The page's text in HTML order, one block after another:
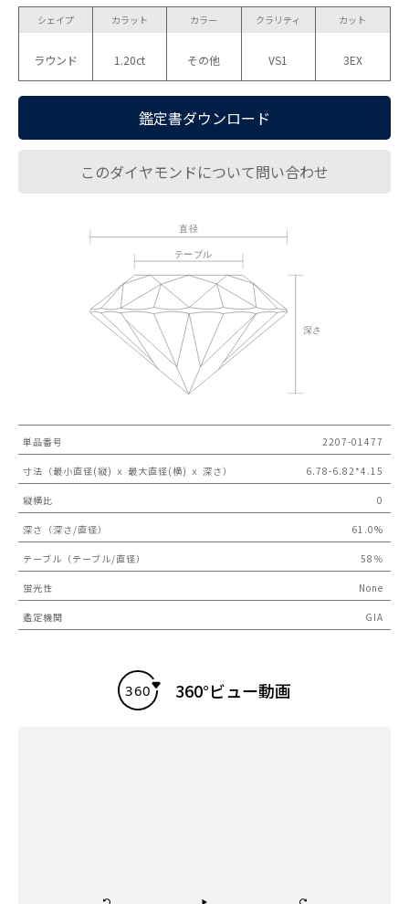
シェイプ
ラウンド
カラット
1.20ct
カラー
その他
クラリティ
VS1
カット
3EX
鑑定書ダウンロード
このダイヤモンドについて問い合わせ
単品番号 2207-01477
寸法（最小直径(縦) ｘ 最大直径(横) ｘ 深さ） 6.78-6.82*4.15
縦横比 0
深さ（深さ/直径） 61.0%
テーブル（テーブル/直径） 58％
蛍光性 None
鑑定機関 GIA
360°ビュー動画